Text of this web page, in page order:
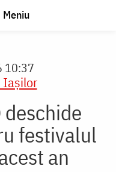
Meniu
10:37
Iaşilor
festivalul
an